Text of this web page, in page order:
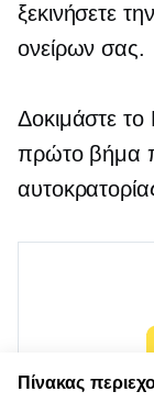
ξεκινήσετε
ονείρων σας.
Δοκιμάστε το
πρώτο βήμα
Πίνακας